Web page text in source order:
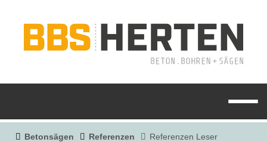
Betonsägen Referenzen Referenzen Leser